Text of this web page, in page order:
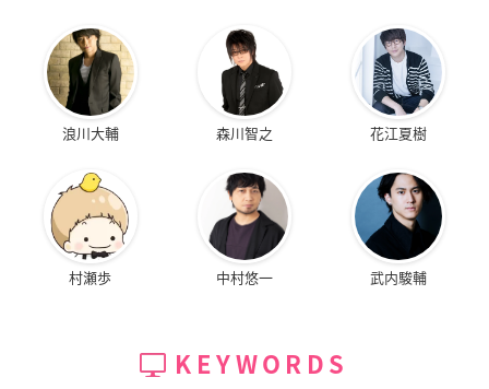
浪川大輔 森川智之 花江夏樹
村瀬歩 中村悠一 武内駿輔
KEYWORDS